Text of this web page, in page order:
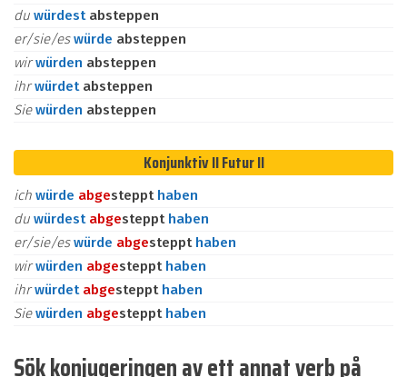
du würdest absteppen
er/sie/eswürde absteppen
wirwürden absteppen
ihrwürdet absteppen
Siewürden absteppen
Konjunktiv II Futur II
ich würde abgesteppt haben
du würdest abgesteppt haben
er/sie/eswürde abgesteppt haben
wirwürden abgesteppt haben
ihrwürdet abgesteppt haben
Siewürden abgesteppt haben
Sök konjugeringen av ett annat verb på